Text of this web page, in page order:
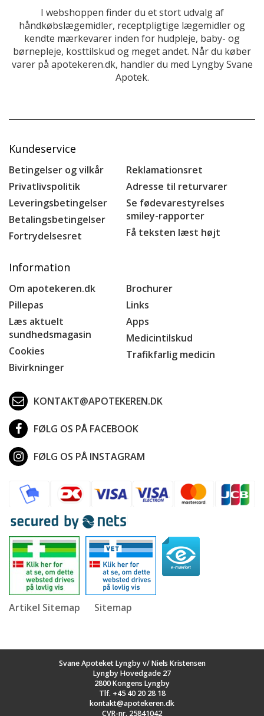
I webshoppen finder du et stort udvalg af
håndkøbslægemidler, receptpligtige lægemidler og
kendte mærkevarer inden for hudpleje, baby- og
børnepleje, kosttilskud og meget andet. Når du køber
varer på apotekeren.dk, handler du med Lyngby Svane
Apotek.
Kundeservice
Betingelser og vilkår
Privatlivspolitik
Leveringsbetingelser
Betalingsbetingelser
Fortrydelsesret
Reklamationsret
Adresse til returvarer
Se fødevarestyrelses
smiley-rapporter
Få teksten læst højt
Information
Om apotekeren.dk
Pillepas
Læs aktuelt
sundhedsmagasin
Cookies
Bivirkninger
Brochurer
Links
Apps
Medicintilskud
Trafikfarlig medicin
KONTAKT@APOTEKEREN.DK
FØLG OS PÅ FACEBOOK
FØLG OS PÅ INSTAGRAM
Artikel Sitemap Sitemap
Svane Apoteket Lyngby v/ Niels Kristensen
Lyngby Hovedgade 27
2800 Kongens Lyngby
Tlf. +45 40 20 28 18
kontakt@apotekeren.dk
CVR-nr. 25841042